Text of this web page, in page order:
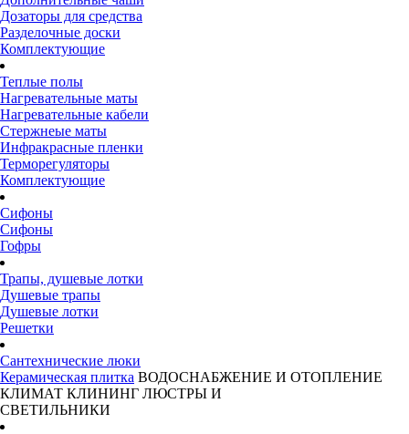
Дозаторы для средства
Разделочные доски
Комплектующие
Теплые полы
Нагревательные маты
Нагревательные кабели
Стержнеые маты
Инфракрасные пленки
Терморегуляторы
Комплектующие
Сифоны
Сифоны
Гофры
Трапы, душевые лотки
Душевые трапы
Душевые лотки
Решетки
Сантехнические люки
Керамическая плитка ВОДОСНАБЖЕНИЕ И ОТОПЛЕНИЕ
КЛИМАТ КЛИНИНГ ЛЮСТРЫ И
СВЕТИЛЬНИКИ